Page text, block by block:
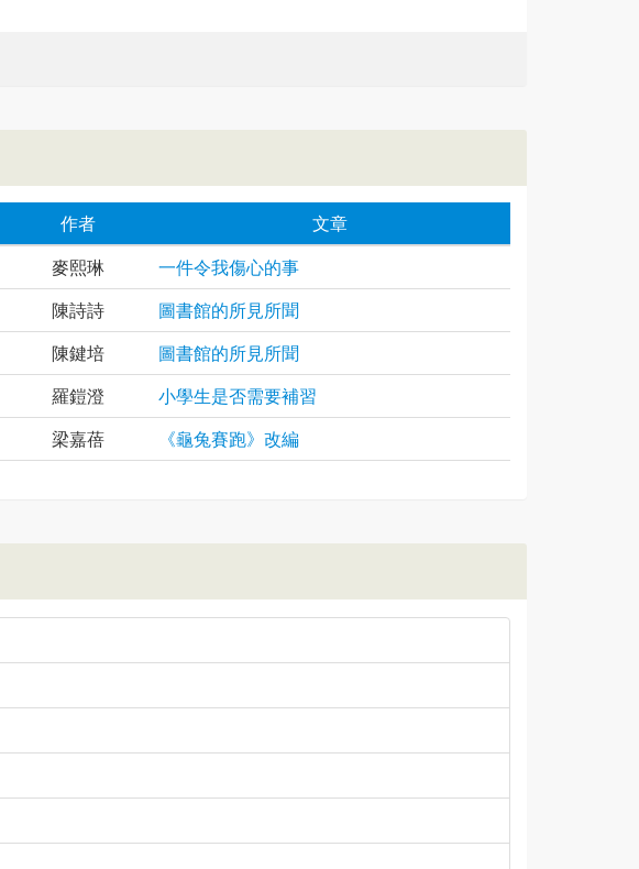
作者
文章
麥熙琳
一件令我傷心的事
陳詩詩
圖書館的所見所聞
陳鍵培
圖書館的所見所聞
羅鎧澄
小學生是否需要補習
梁嘉蓓 《龜兔賽跑》改編